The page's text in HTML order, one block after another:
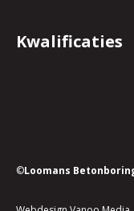
Kwalificaties
©Loomans